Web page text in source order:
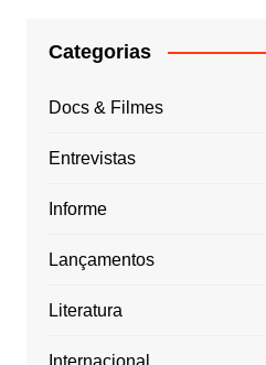
Categorias
Docs & Filmes
Entrevistas
Informe
Lançamentos
Literatura
Internacional